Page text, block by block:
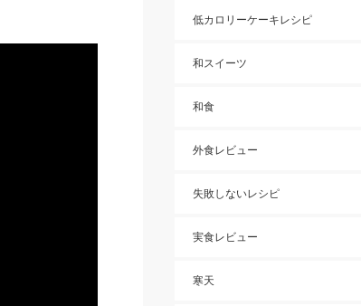
低カロリーケーキレシピ
和スイーツ
和食
外食レビュー
失敗しないレシピ
実食レビュー
寒天